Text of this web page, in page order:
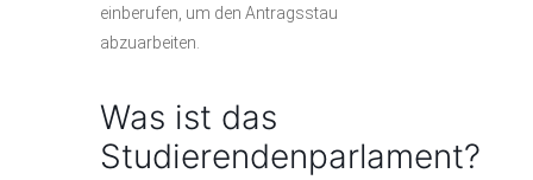
einberufen, um den Antragsstau
abzuarbeiten.
Was ist das
Studierendenparlament?